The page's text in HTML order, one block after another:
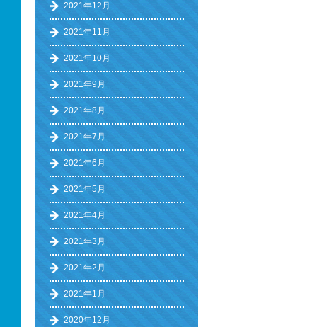
2021年12月
2021年11月
2021年10月
2021年9月
2021年8月
2021年7月
2021年6月
2021年5月
2021年4月
2021年3月
2021年2月
2021年1月
2020年12月